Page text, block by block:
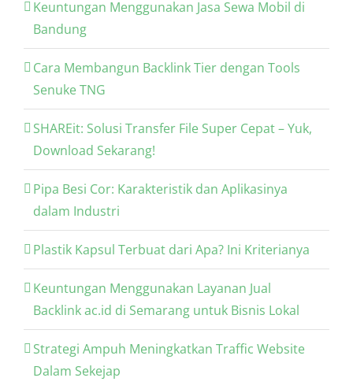
Keuntungan Menggunakan Jasa Sewa Mobil di
Bandung
Cara Membangun Backlink Tier dengan Tools
Senuke TNG
SHAREit: Solusi Transfer File Super Cepat – Yuk,
Download Sekarang!
Pipa Besi Cor: Karakteristik dan Aplikasinya
dalam Industri
Plastik Kapsul Terbuat dari Apa? Ini Kriterianya
Keuntungan Menggunakan Layanan Jual
Backlink ac.id di Semarang untuk Bisnis Lokal
Strategi Ampuh Meningkatkan Traffic Website
Dalam Sekejap